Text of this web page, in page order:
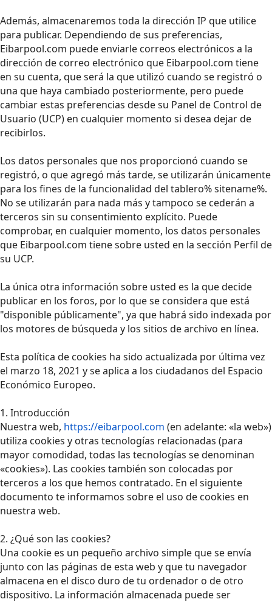
Además, almacenaremos toda la dirección IP que utilice
para publicar. Dependiendo de sus preferencias,
Eibarpool.com puede enviarle correos electrónicos a la
dirección de correo electrónico que Eibarpool.com tiene
en su cuenta, que será la que utilizó cuando se registró o
una que haya cambiado posteriormente, pero puede
cambiar estas preferencias desde su Panel de Control de
Usuario (UCP) en cualquier momento si desea dejar de
recibirlos.
Los datos personales que nos proporcionó cuando se
registró, o que agregó más tarde, se utilizarán únicamente
para los fines de la funcionalidad del tablero% sitename%.
No se utilizarán para nada más y tampoco se cederán a
terceros sin su consentimiento explícito. Puede
comprobar, en cualquier momento, los datos personales
que Eibarpool.com tiene sobre usted en la sección Perfil de
su UCP.
La única otra información sobre usted es la que decide
publicar en los foros, por lo que se considera que está
"disponible públicamente", ya que habrá sido indexada por
los motores de búsqueda y los sitios de archivo en línea.
Esta política de cookies ha sido actualizada por última vez
el marzo 18, 2021 y se aplica a los ciudadanos del Espacio
Económico Europeo.
1. Introducción
Nuestra web, https://eibarpool.com (en adelante: «la web»)
utiliza cookies y otras tecnologías relacionadas (para
mayor comodidad, todas las tecnologías se denominan
«cookies»). Las cookies también son colocadas por
terceros a los que hemos contratado. En el siguiente
documento te informamos sobre el uso de cookies en
nuestra web.
2. ¿Qué son las cookies?
Una cookie es un pequeño archivo simple que se envía
junto con las páginas de esta web y que tu navegador
almacena en el disco duro de tu ordenador o de otro
dispositivo. La información almacenada puede ser